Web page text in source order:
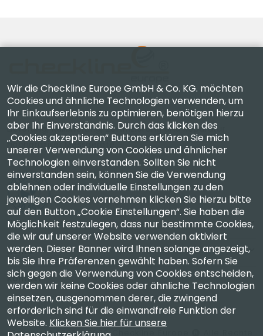
Checkline Europe GmbH & Co. KG. — Spezialisten für
Lieferung, Kalibrierung, Zertifizierung und Reparatur
hochpräziser Messgeräte.
Unternehmen
Konto
Kontakt
Copyright 2003 - 2026 Checkline Europe
Wir die Checkline Europe GmbH & Co. KG. möchten
Cookies und ähnliche Technologien verwenden, um
Ihr Einkaufserlebnis zu optimieren, benötigen hierzu
aber Ihr Einverständnis. Durch das klicken des
„Cookies akzeptieren“ Buttons erklären Sie mich
unserer Verwendung von Cookies und ähnlicher
Technologien einverstanden. Sollten Sie nicht
einverstanden sein, können Sie die Verwendung
ablehnen oder individuelle Einstellungen zu den
jeweiligen Cookies vornehmen klicken Sie hierzu bitte
auf den Button „Cookie Einstellungen“. Sie haben die
Möglichkeit festzulegen, dass nur bestimmte Cookies,
die wir auf unserer Website verwenden aktiviert
werden. Dieser Banner wird Ihnen solange angezeigt,
bis Sie Ihre Präferenzen gewählt haben. Sofern Sie
sich gegen die Verwendung von Cookies entscheiden,
werden wir keine Cookies oder ähnliche Technologien
einsetzen, ausgenommen derer, die zwingend
erforderlich sind für die einwandfreie Funktion der
Website. Klicken Sie hier für unsere